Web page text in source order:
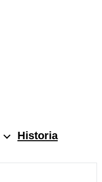
Historia